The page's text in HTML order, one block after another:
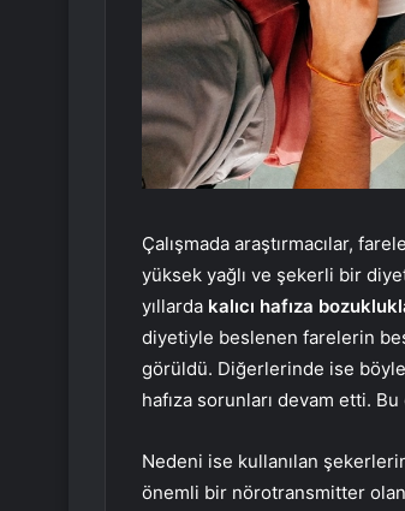
Çalışmada araştırmacılar,
yüksek yağlı ve şekerli bir
yıllarda kalıcı hafıza
diyetiyle beslenen farelerin
görüldü. Diğerlerinde ise
hafıza sorunları devam etti.
Nedeni ise kullanılan
önemli bir nörotransmitter